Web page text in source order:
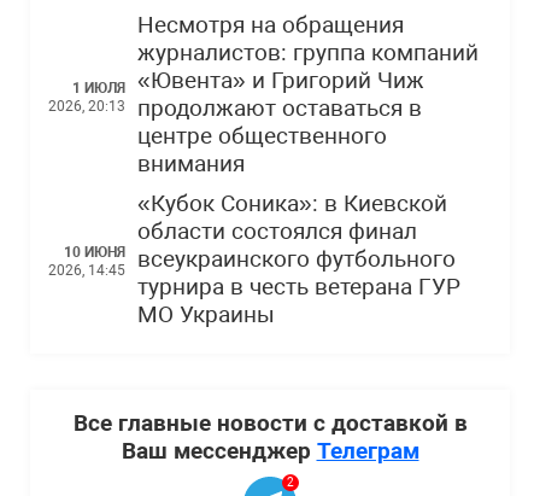
1 ИЮЛЯ
2026, 20:13
Несмотря на обращения
журналистов: группа компаний
«Ювента» и Григорий Чиж
продолжают оставаться в
центре общественного
внимания
10 ИЮНЯ
2026, 14:45
«Кубок Соника»: в Киевской
области состоялся финал
всеукраинского футбольного
турнира в честь ветерана ГУР
МО Украины
Все главные новости с доставкой в
Ваш мессенджер Телеграм
2